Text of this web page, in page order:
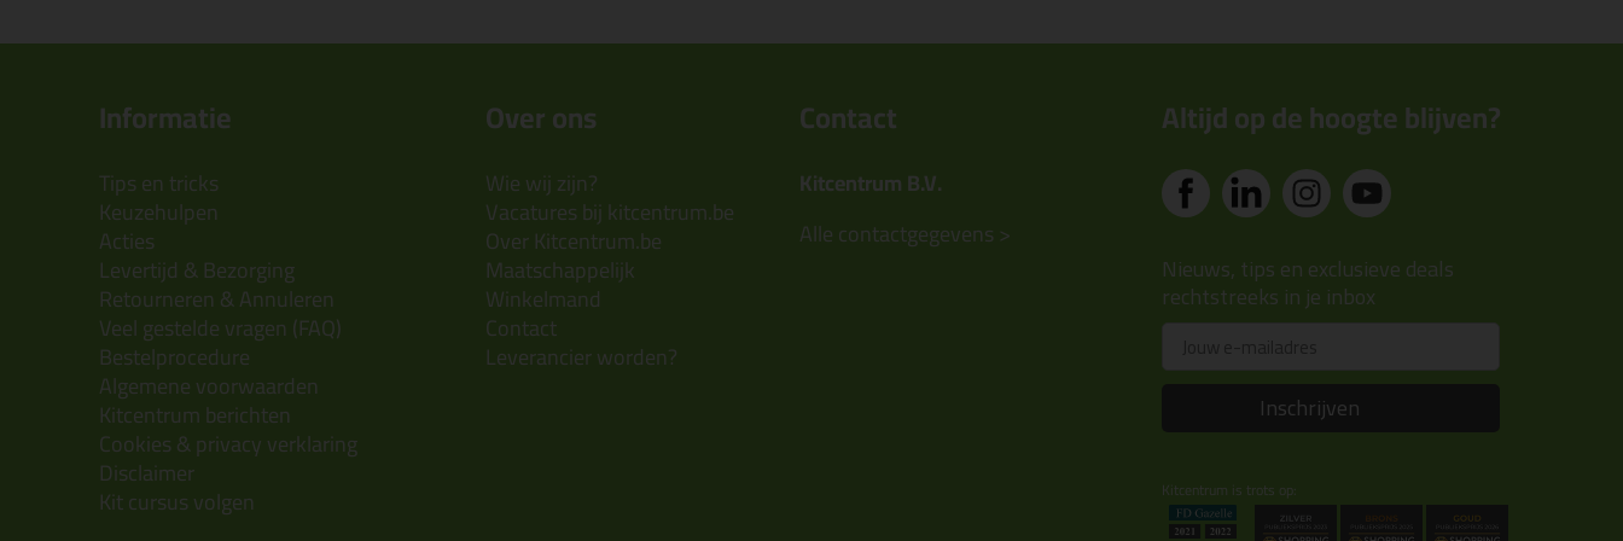
Informatie
Tips en tricks
Keuzehulpen
Acties
Levertijd & Bezorging
Retourneren & Annuleren
Veel gestelde vragen (FAQ)
Bestelprocedure
Algemene voorwaarden
Kitcentrum berichten
Cookies & privacy verklaring
Disclaimer
Kit cursus volgen
Over ons
Wie wij zijn?
Vacatures bij kitcentrum.be
Over Kitcentrum.be
Maatschappelijk
Winkelmand
Contact
Leverancier worden?
Contact
Kitcentrum B.V.
Alle contactgegevens >
Altijd op de hoogte blijven?
Nieuws, tips en exclusieve deals
rechtstreeks in je inbox
Inschrijven
Kitcentrum is trots op: